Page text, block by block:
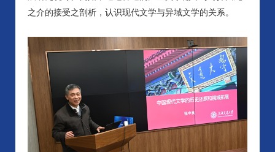
之介的接受之剖析，认识现代文学与异域文学的关系。